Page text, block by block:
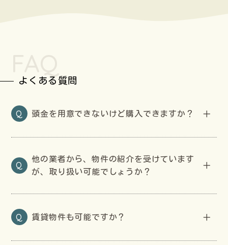
よくある質問
Q 頭金を用意できないけど購入できますか？
Q
他の業者から、物件の紹介を受けています
が、取り扱い可能でしょうか？
Q 賃貸物件も可能ですか？